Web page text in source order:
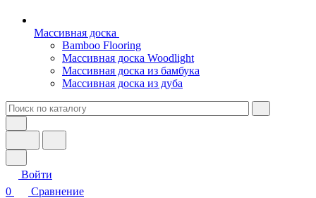
Массивная доска
Bamboo Flooring
Массивная доска Woodlight
Массивная доска из бамбука
Массивная доска из дуба
Войти
0
Сравнение